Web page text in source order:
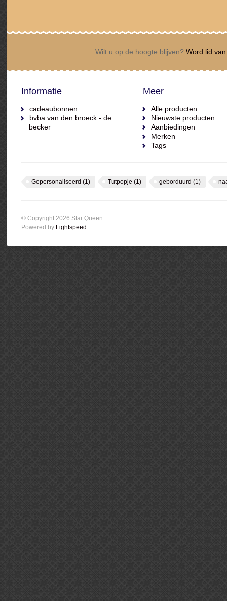
Wilt u op de hoogte blijven? Word lid
Informatie
cadeaubonnen
bvba van den broeck - de
becker
Meer
Alle producten
Nieuwste producten
Aanbiedingen
Merken
Tags
Gepersonaliseerd (1) Tutpopje (1) geborduurd (1)
© Copyright 2026 Star Queen
Powered by Lightspeed